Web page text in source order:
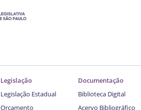
Legislação
Legislação Estadual
Orçamento
Documentação
Biblioteca Digital
Acervo Bibliográfico